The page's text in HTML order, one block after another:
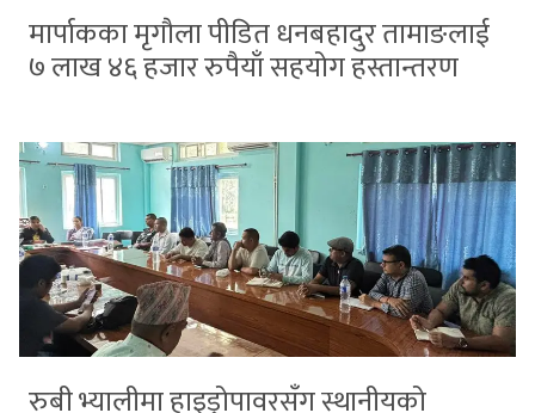
मार्पाकका मृगौला पीडित धनबहादुर तामाङलाई
७ लाख ४६ हजार रुपैयाँ सहयोग हस्तान्तरण
रुबी भ्यालीमा हाइड्रोपावरसँग स्थानीयको